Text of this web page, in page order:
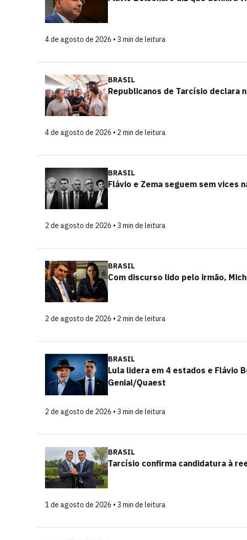
4 de agosto de 2026 • 3 min de leitura
BRASIL
Republicanos de Tarcísio declara
4 de agosto de 2026 • 2 min de leitura
BRASIL
Flávio e Zema seguem sem vices
2 de agosto de 2026 • 3 min de leitura
BRASIL
Com discurso lido pelo irmão,
2 de agosto de 2026 • 2 min de leitura
BRASIL
Lula lidera em 4 estados e Flávio
Genial/Quaest
2 de agosto de 2026 • 3 min de leitura
BRASIL
Tarcísio confirma candidatura à
1 de agosto de 2026 • 3 min de leitura